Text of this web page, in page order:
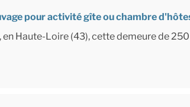
pour activité gîte ou chambre
en Haute-Loire (43), cette demeure de